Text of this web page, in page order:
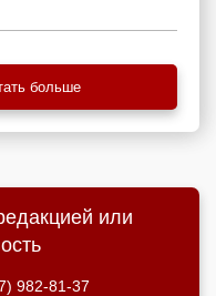
больше
или
982-81-37